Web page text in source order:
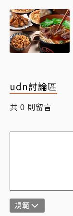
udn討論區
共 0 則留言
規範